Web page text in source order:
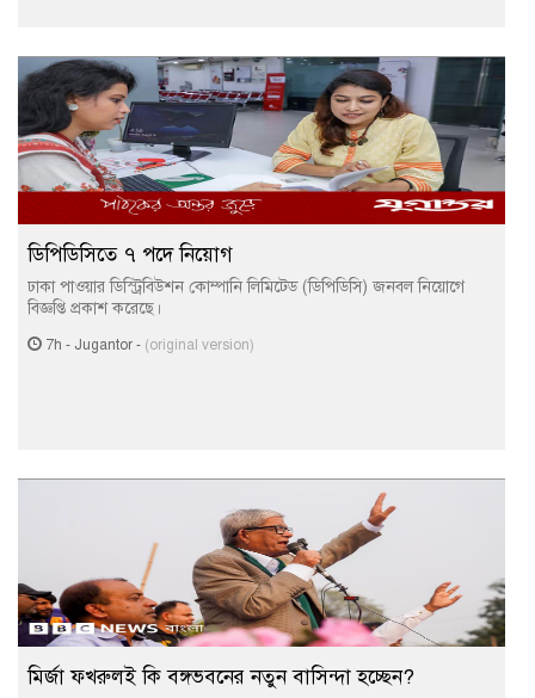
ডিপিডিসিতে ৭ পদে নিয়োগ
ঢাকা পাওয়ার ডিস্ট্রিবিউশন কোম্পানি লিমিটেড (ডিপিডিসি) জনবল নিয়োগে
বিজ্ঞপ্তি প্রকাশ করেছে।
7h - Jugantor - (original version)
মির্জা ফখরুলই কি বঙ্গভবনের নতুন বাসিন্দা হচ্ছেন?